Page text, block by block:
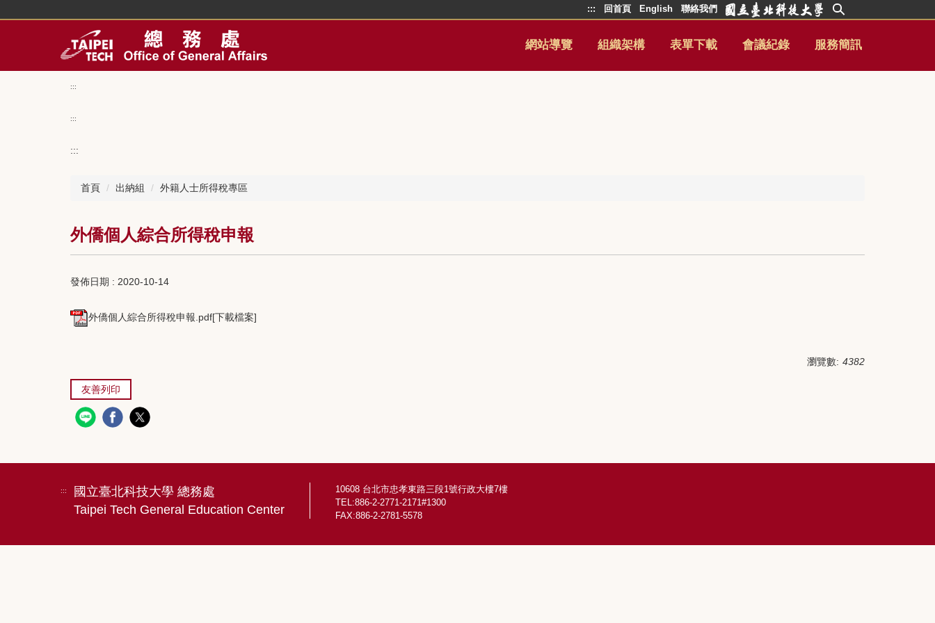
::: 回首頁 English 聯絡我們
網站導覽 組織架構 表單下載 會議紀錄 服務簡訊
:::
:::
:::
首頁 出納組 外籍人士所得稅專區
外僑個人綜合所得稅申報
發佈日期 : 2020-10-14
外僑個人綜合所得稅申報.pdf[下載檔案]
瀏覽數: 4382
友善列印
:::
國立臺北科技大學 總務處
Taipei Tech General Education Center
10608 台北市忠孝東路三段1號行政大樓7樓
TEL:886-2-2771-2171#1300
FAX:886-2-2781-5578